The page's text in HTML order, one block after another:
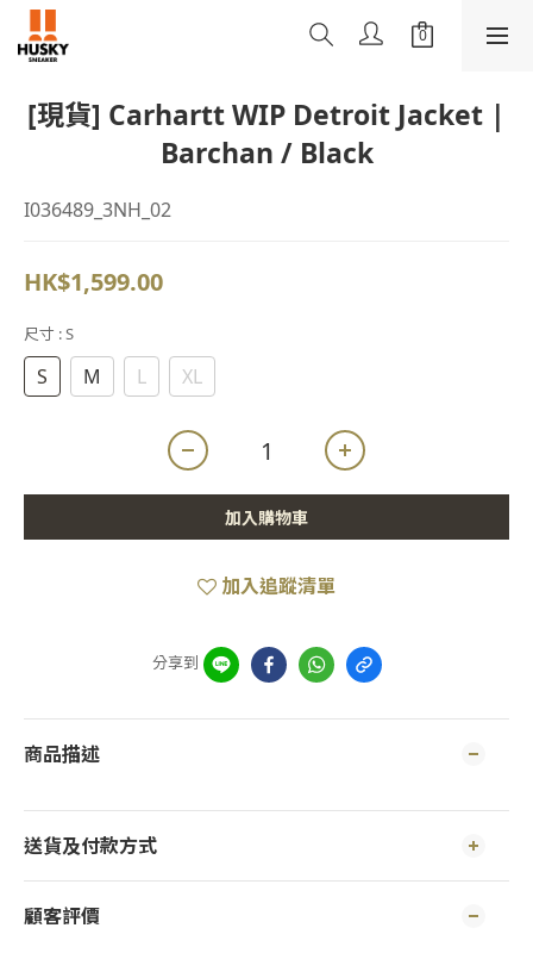
[現貨] Carhartt WIP Detroit Jacket |
Barchan / Black
I036489_3NH_02
HK$1,599.00
尺寸 : S
S M L XL
加入購物車
加入追蹤清單
分享到
商品描述
送貨及付款方式
顧客評價